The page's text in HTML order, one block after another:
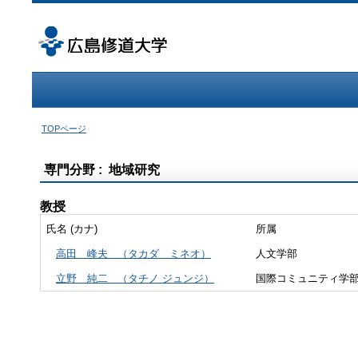
TOPページ
専門分野 : 地域研究
教授
氏名 (カナ) 所属
高田 峰夫 （タカダ ミネオ） 人文学部
立野 純二 （タチノ ジュンジ） 国際コミュニティ学